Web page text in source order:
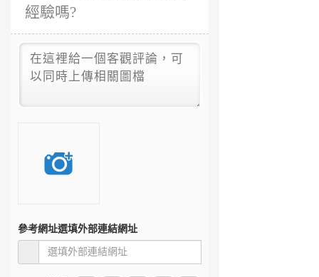
經驗嗎?
參考網址選填外部連結網址